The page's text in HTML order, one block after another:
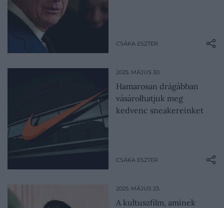
CSÁKA ESZTER
2025. MÁJUS 30.
Hamarosan drágábban
vásárolhatjuk meg
kedvenc sneakereinket
CSÁKA ESZTER
2025. MÁJUS 23.
A kultuszfilm, aminek